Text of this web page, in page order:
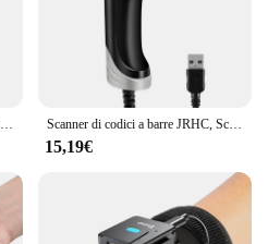
Lettore di codici a barre Lettore di codici a barre 1D 2D wireless/cablato Immagine QR PDF417 Pistola per codici a matrice dati RS232 Bluetooth Scanner di codici a barre JRHC, Scanner di codici a barre QR cablato USB Scanner di inventario portatile 2D Scanner automatico di libri per librerie con lettore EAN UPC
15,19€